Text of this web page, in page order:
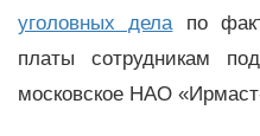
уголовных дела по
платы сотрудникам
московское НАО